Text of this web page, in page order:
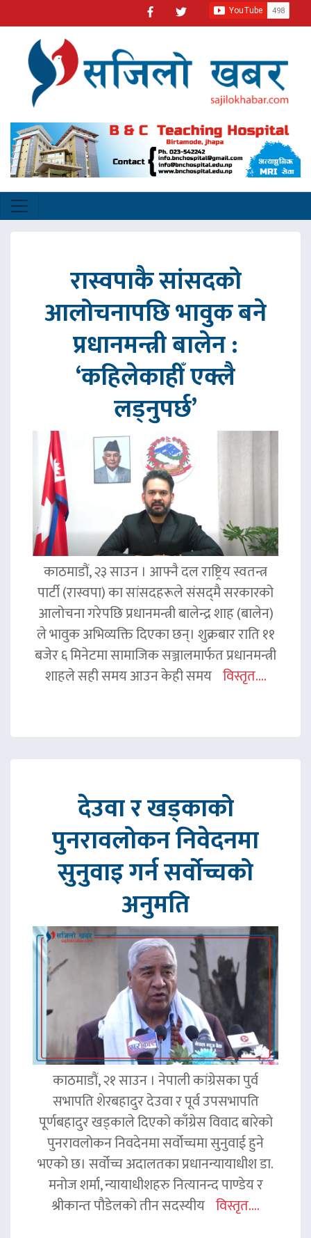
रास्वपाकै सांसदको
आलोचनापछि भावुक बने
प्रधानमन्त्री बालेन :
‘कहिलेकाहीँ एक्लै
लड्नुपर्छ’
काठमाडौं, २३ साउन । आफ्नै दल राष्ट्रिय स्वतन्त्र
पार्टी (रास्वपा) का सांसदहरूले संसद्‌मै सरकारको
आलोचना गरेपछि प्रधानमन्त्री बालेन्द्र शाह (बालेन)
ले भावुक अभिव्यक्ति दिएका छन्। शुक्रबार राति ११
बजेर ६ मिनेटमा सामाजिक सञ्जालमार्फत प्रधानमन्त्री
शाहले सही समय आउन केही समय विस्तृत....
देउवा र खड्काको
पुनरावलोकन निवेदनमा
सुनुवाइ गर्न सर्वोच्चको
अनुमति
काठमाडौं, २१ साउन । नेपाली कांग्रेसका पुर्व
सभापति शेरबहादुर देउवा र पूर्व उपसभापति
पूर्णबहादुर खड्काले दिएको काँग्रेस विवाद बारेको
पुनरावलोकन निवदेनमा सर्वोच्चमा सुनुवाई हुने
भएको छ। सर्वोच्च अदालतका प्रधानन्यायाधीश डा.
मनोज शर्मा, न्यायाधीशहरु नित्यानन्द पाण्डेय र
श्रीकान्त पौडेलको तीन सदस्यीय विस्तृत....